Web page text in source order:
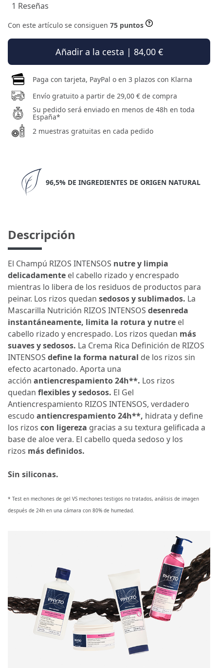
1 Reseñas
Con este artículo se consiguen 75 puntos
Añadir a la cesta | 84,00 €
Paga con tarjeta, PayPal o en 3 plazos con Klarna
Envío gratuito a partir de 29,00 € de compra
Su pedido será enviado en menos de 48h en toda
España*
2 muestras gratuitas en cada pedido
96,5% DE INGREDIENTES DE ORIGEN NATURAL
Descripción
El Champú RIZOS INTENSOS nutre y limpia
delicadamente el cabello rizado y encrespado
mientras lo libera de los residuos de productos para
peinar. Los rizos quedan sedosos y sublimados. La
Mascarilla Nutrición RIZOS INTENSOS desenreda
instantáneamente, limita la rotura y nutre el
cabello rizado y encrespado. Los rizos quedan más
suaves y sedosos. La Crema Rica Definición de RIZOS
INTENSOS define la forma natural de los rizos sin
efecto acartonado. Aporta una
acción antiencrespamiento 24h**. Los rizos
quedan flexibles y sedosos. El Gel
Antiencrespamiento RIZOS INTENSOS, verdadero
escudo antiencrespamiento 24h**, hidrata y define
los rizos con ligereza gracias a su textura gelificada a
base de aloe vera. El cabello queda sedoso y los
rizos más definidos.
Sin siliconas.
* Test en mechones de gel VS mechones testigos no tratados, análisis de imagen
después de 24h en una cámara con 80% de humedad.